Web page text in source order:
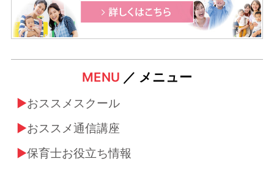
MENU ／ メニュー
おススメスクール
おススメ通信講座
保育士お役立ち情報